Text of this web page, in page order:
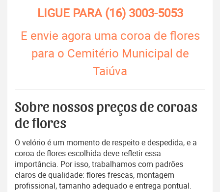
LIGUE PARA(16) 3003-5053
E envie agora uma coroa de flores
para o Cemitério Municipal de
Taiúva
Sobre nossos preços de coroas
de flores
O velório é um momento de respeito e despedida, e a
coroa de flores escolhida deve refletir essa
importância. Por isso, trabalhamos com padrões
claros de qualidade: flores frescas, montagem
profissional, tamanho adequado e entrega pontual.